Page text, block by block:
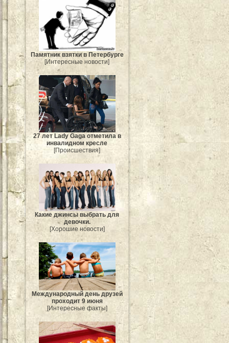
Памятник взятки в Петербурге
[Интересные новости]
27 лет Lady Gaga отметила в
инвалидном кресле
[Происшествия]
Какие джинсы выбрать для
девочки.
[Хорошие новости]
Международный день друзей
проходит 9 июня
[Интересные факты]